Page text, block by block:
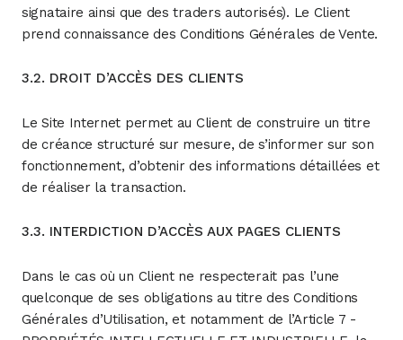
signataire ainsi que des traders autorisés). Le Client
prend connaissance des Conditions Générales de Vente.
3.2. DROIT D’ACCÈS DES CLIENTS
Le Site Internet permet au Client de construire un titre
de créance structuré sur mesure, de s’informer sur son
fonctionnement, d’obtenir des informations détaillées et
de réaliser la transaction.
3.3. INTERDICTION D’ACCÈS AUX PAGES CLIENTS
Dans le cas où un Client ne respecterait pas l’une
quelconque de ses obligations au titre des Conditions
Générales d’Utilisation, et notamment de l’Article 7 -